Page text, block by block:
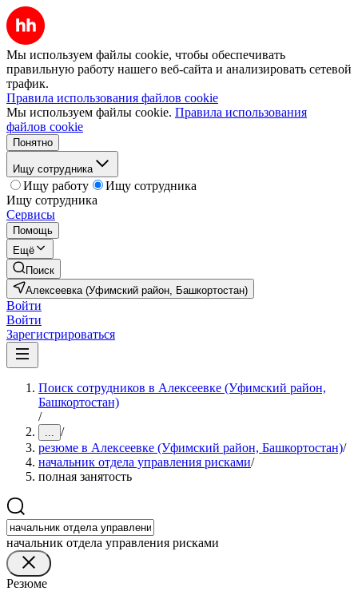
Мы используем файлы cookie, чтобы обеспечивать
правильную работу нашего веб-сайта и анализировать сетевой
трафик.
Правила использования файлов cookie
Мы используем файлы cookie. Правила использования
файлов cookie
Понятно
Ищу сотрудника
Ищу работу
Ищу сотрудника
Ищу сотрудника
Сервисы
Помощь
Ещё
Поиск
Алексеевка (Уфимский район, Башкортостан)
Войти
Войти
Зарегистрироваться
Поиск сотрудников в Алексеевке (Уфимский район,
Башкортостан)
/
... /
резюме в Алексеевке (Уфимский район, Башкортостан)/
начальник отдела управления рисками/
полная занятость
начальник отдела управления рисками
Резюме